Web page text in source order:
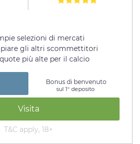
selezioni di mercati
gli altri scommettitori
più alte per il calcio
Bonus di benvenuto
sul 1° deposito
Visita
T&C apply, 18+